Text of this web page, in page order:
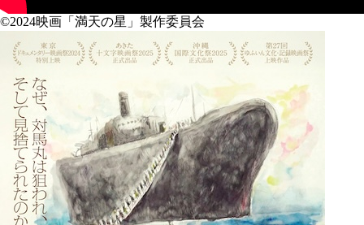
©2024映画「満天の星」製作委員会